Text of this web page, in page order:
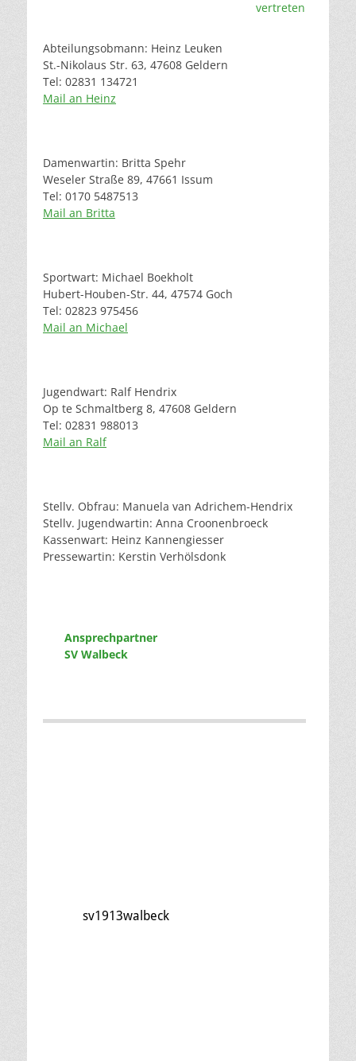
vertreten
Abteilungsobmann: Heinz Leuken
St.-Nikolaus Str. 63, 47608 Geldern
Tel: 02831 134721
Mail an Heinz
Damenwartin: Britta Spehr
Weseler Straße 89, 47661 Issum
Tel: 0170 5487513
Mail an Britta
Sportwart: Michael Boekholt
Hubert-Houben-Str. 44, 47574 Goch
Tel: 02823 975456
Mail an Michael
Jugendwart: Ralf Hendrix
Op te Schmaltberg 8, 47608 Geldern
Tel: 02831 988013
Mail an Ralf
Stellv. Obfrau: Manuela van Adrichem-Hendrix
Stellv. Jugendwartin: Anna Croonenbroeck
Kassenwart: Heinz Kannengiesser
Pressewartin: Kerstin Verhölsdonk
Ansprechpartner
SV Walbeck
sv1913walbeck